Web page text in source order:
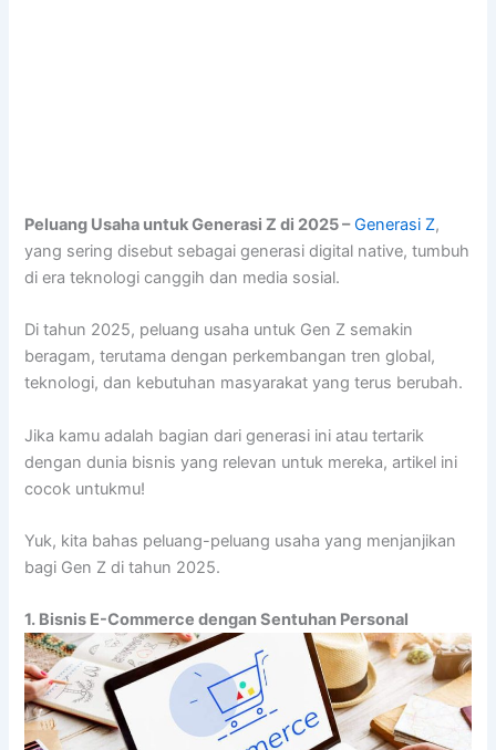
Peluang Usaha untuk Generasi Z di 2025 – Generasi Z,
yang sering disebut sebagai generasi digital native, tumbuh
di era teknologi canggih dan media sosial.
Di tahun 2025, peluang usaha untuk Gen Z semakin
beragam, terutama dengan perkembangan tren global,
teknologi, dan kebutuhan masyarakat yang terus berubah.
Jika kamu adalah bagian dari generasi ini atau tertarik
dengan dunia bisnis yang relevan untuk mereka, artikel ini
cocok untukmu!
Yuk, kita bahas peluang-peluang usaha yang menjanjikan
bagi Gen Z di tahun 2025.
1. Bisnis E-Commerce dengan Sentuhan Personal